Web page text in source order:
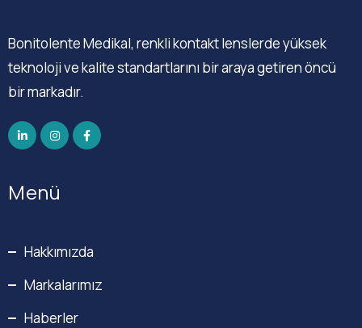
Bonitolente Medikal, renkli kontakt lenslerde yüksek
teknoloji ve kalite standartlarını bir araya getiren öncü
bir markadır.
Menü
Hakkımızda
Markalarımız
Haberler